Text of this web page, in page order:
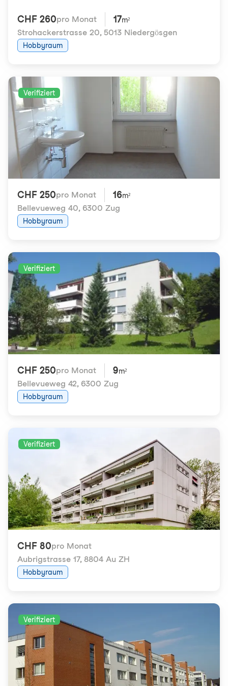
CHF 260pro Monat 17m²
Strohackerstrasse 20, 5013 Niedergösgen
Hobbyraum
Verifiziert
CHF 250pro Monat 16m²
Bellevueweg 40, 6300 Zug
Hobbyraum
Verifiziert
CHF 250pro Monat 9m²
Bellevueweg 42, 6300 Zug
Hobbyraum
Verifiziert
CHF 80pro Monat
Aubrigstrasse 17, 8804 Au ZH
Hobbyraum
Verifiziert